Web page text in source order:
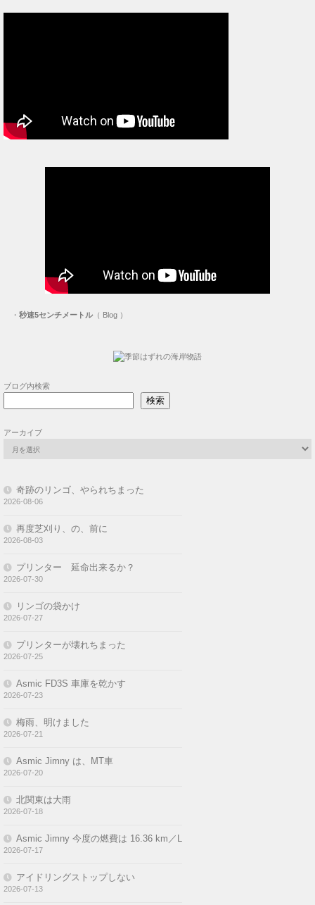
・ 秒速5センチメートル（ Blog ）
ブログ内検索
検索
アーカイブ
奇跡のリンゴ、やられちまった
2026-08-06
再度芝刈り、の、前に
2026-08-03
プリンター 延命出来るか？
2026-07-30
リンゴの袋かけ
2026-07-27
プリンターが壊れちまった
2026-07-25
Asmic FD3S 車庫を乾かす
2026-07-23
梅雨、明けました
2026-07-21
Asmic Jimny は、MT車
2026-07-20
北関東は大雨
2026-07-18
Asmic Jimny 今度の燃費は 16.36 km／L
2026-07-17
アイドリングストップしない
2026-07-13